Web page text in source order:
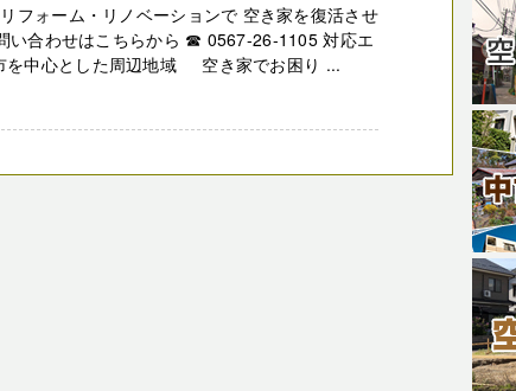
フォーム・リノベーションで 空き家を復活させ
合わせはこちらから ☎ 0567-26-1105 対応エ
を中心とした周辺地域 空き家でお困り ...